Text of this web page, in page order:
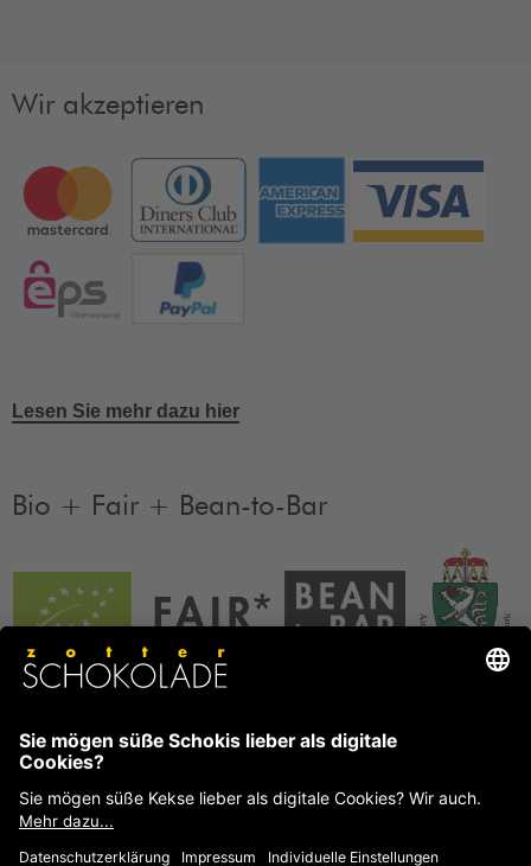
Wir akzeptieren
Lesen Sie mehr dazu hier
Bio + Fair + Bean-to-Bar
Informationen
FAQ